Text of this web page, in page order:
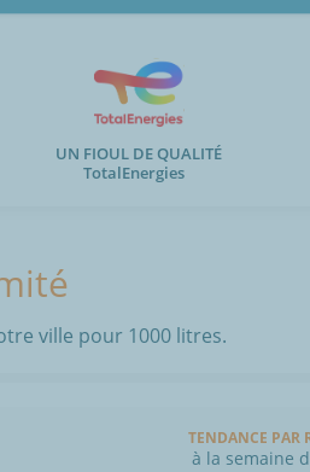
UN FIOUL DE QUALITÉ
TotalEnergies
ville pour 1000 litres.
TENDANCE PAR
à la semaine